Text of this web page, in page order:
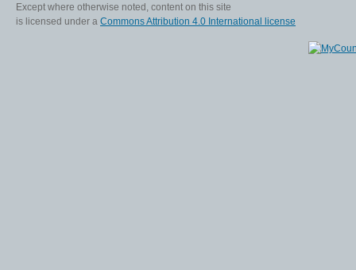
Except where otherwise noted, content on this site
is licensed under a Commons Attribution 4.0 International license